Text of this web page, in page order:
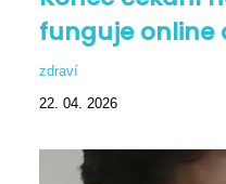
funguje online
zdraví
22. 04. 2026